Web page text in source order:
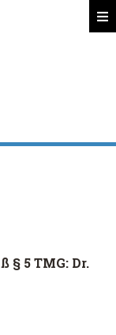
§ 5 TMG: Dr.